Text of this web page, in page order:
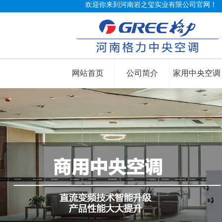
欢迎你来到河南岩之玺实业有限公司官网！
网站首页 公司简介 家用中央空调